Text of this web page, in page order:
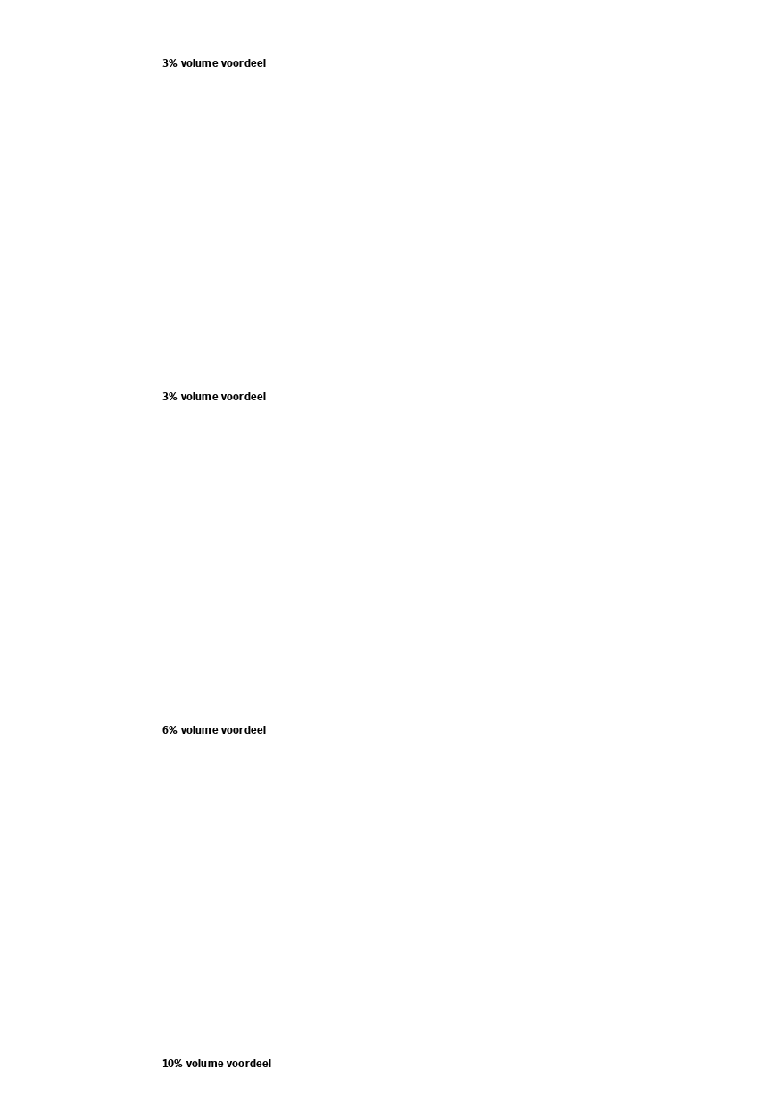
3% volume voordeel
3% volume voordeel
6% volume voordeel
10% volume voordeel